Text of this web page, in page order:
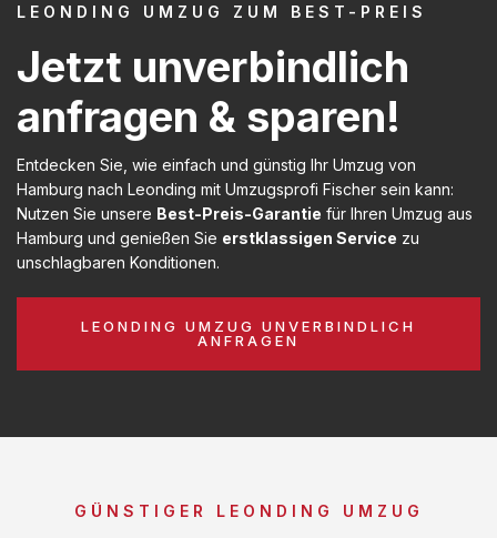
LEONDING UMZUG ZUM BEST-PREIS
Jetzt unverbindlich
anfragen & sparen!
Entdecken Sie, wie einfach und günstig Ihr Umzug von
Hamburg nach Leonding mit Umzugsprofi Fischer sein kann:
Nutzen Sie unsere Best-Preis-Garantie für Ihren Umzug aus
Hamburg und genießen Sie erstklassigen Service zu
unschlagbaren Konditionen.
LEONDING UMZUG UNVERBINDLICH
ANFRAGEN
GÜNSTIGER LEONDING UMZUG